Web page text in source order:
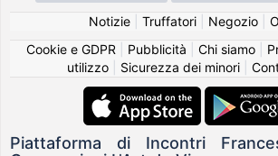
Notizie| Truffatori| Negozio|
Cookie e GDPR
Pubblicità Chi siamo|
utilizzo| Sicurezza dei minori|
Piattaforma di Incontri